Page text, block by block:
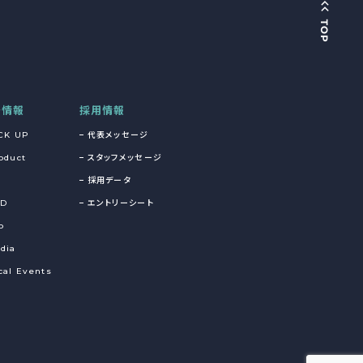
報
UP
Events
採用情報
代表メッセージ
スタッフメッセージ
採用データ
エントリーシート